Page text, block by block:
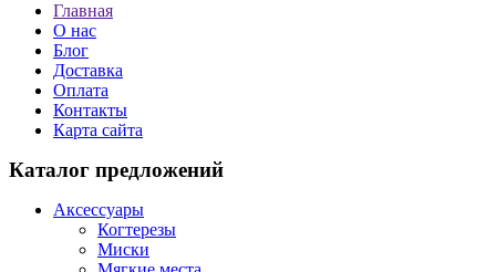
Главная
О нас
Блог
Доставка
Оплата
Контакты
Карта сайта
Каталог предложений
Аксессуары
Когтерезы
Миски